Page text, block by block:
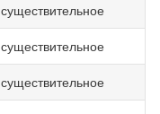
существительное
существительное
существительное